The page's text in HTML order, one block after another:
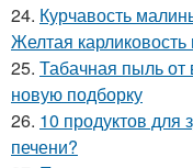
24. Курчавость
Желтая
25. Табачная пыль от
новую подборку
26. 10 продуктов для
печени?